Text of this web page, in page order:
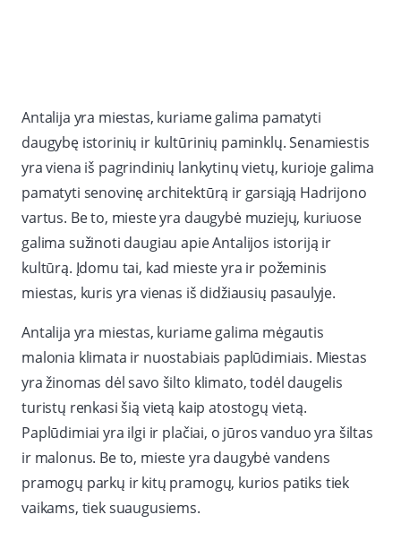
Antalija yra miestas, kuriame galima pamatyti
daugybę istorinių ir kultūrinių paminklų. Senamiestis
yra viena iš pagrindinių lankytinų vietų, kurioje galima
pamatyti senovinę architektūrą ir garsiąją Hadrijono
vartus. Be to, mieste yra daugybė muziejų, kuriuose
galima sužinoti daugiau apie Antalijos istoriją ir
kultūrą. Įdomu tai, kad mieste yra ir požeminis
miestas, kuris yra vienas iš didžiausių pasaulyje.
Antalija yra miestas, kuriame galima mėgautis
malonia klimata ir nuostabiais paplūdimiais. Miestas
yra žinomas dėl savo šilto klimato, todėl daugelis
turistų renkasi šią vietą kaip atostogų vietą.
Paplūdimiai yra ilgi ir plačiai, o jūros vanduo yra šiltas
ir malonus. Be to, mieste yra daugybė vandens
pramogų parkų ir kitų pramogų, kurios patiks tiek
vaikams, tiek suaugusiems.